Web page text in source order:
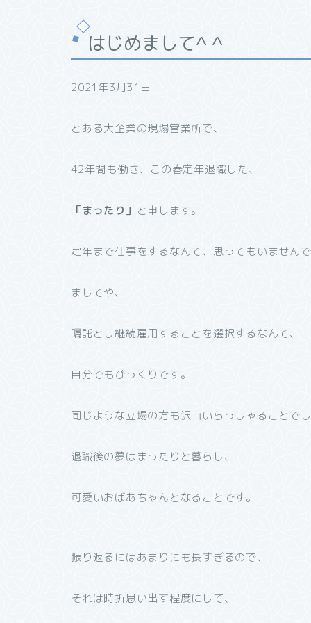
はじめまして^ ^
2021年3月31日
とある大企業の現場営業所で、
42年間も働き、この春定年退職した、
「まったり」 と申します。
定年まで仕事をするなんて、思ってもいません
ましてや、
嘱託とし継続雇用することを選択するなんて、
自分でもびっくりです。
同じような立場の方も沢山いらっしゃることで
退職後の夢はまったりと暮らし、
可愛いおばあちゃんとなることです。
振り返るにはあまりにも長すぎるので、
それは時折思い出す程度にして、